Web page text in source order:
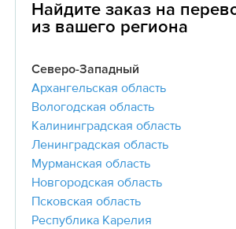
Найдите заказ на
из вашего региона
Северо-Западный
Архангельская область
Вологодская область
Калининградская область
Ленинградская область
Мурманская область
Новгородская область
Псковская область
Республика Карелия